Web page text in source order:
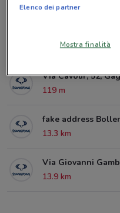
Via Camillo
105 m
Via Cavour, 52,
119 m
fake address
13.3 km
Via Giovanni
13.9 km
Elenco dei partner
Mostra finalità